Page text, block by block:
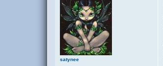
satynee